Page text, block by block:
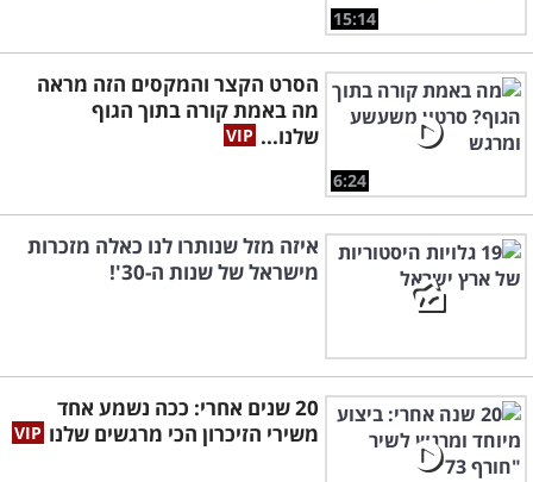
15:14
6:24
הסרט הקצר והמקסים הזה מראה
מה באמת קורה בתוך הגוף
שלנו...
איזה מזל שנותרו לנו כאלה מזכרות
מישראל של שנות ה-30'!
20 שנים אחרי: ככה נשמע אחד
משירי הזיכרון הכי מרגשים שלנו